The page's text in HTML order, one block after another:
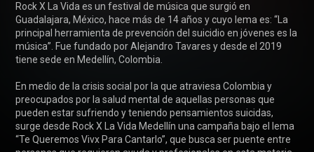
Rock X La Vida es un festival de música que surgió en
Guadalajara, México, hace más de 14 años y cuyo lema es: “La
principal herramienta de prevención del suicidio en jóvenes es la
música”. Fue fundado por Alejandro Tavares y desde el 2019
tiene sede en Medellín, Colombia.
En medio de la crisis social por la que atraviesa Colombia y
preocupados por la salud mental de aquellas personas que
pueden estar sufriendo y teniendo pensamientos suicidas,
surge desde Rock X La Vida Medellín una campaña bajo el lema
“Te Queremos Vivx Para Cantarlo”, que busca ser puente entre